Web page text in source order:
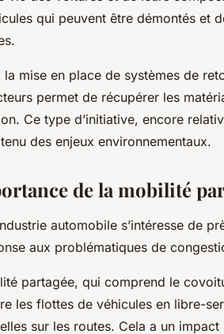
qui peuvent être démontés et
la mise en place de systèmes de
permet de récupérer les
Ce type d’initiative, encore
des enjeux environnementaux.
de la mobilité
automobile s’intéresse de
aux problématiques de
partagée, qui comprend le
les flottes de véhicules en libre-
sur les routes. Cela a un